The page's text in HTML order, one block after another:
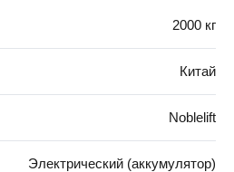
2000 кг
Китай
Noblelift
Электрический (аккумулятор)